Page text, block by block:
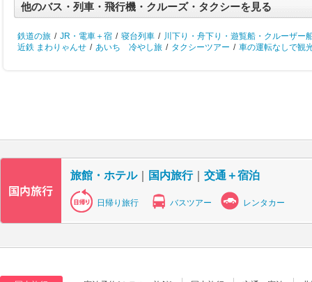
他のバス・列車・飛行機・クルーズ・タクシーを見る
鉄道の旅 / JR・電車＋宿 / 寝台列車 / 川下り・舟下り・遊覧船・クルーザー
近鉄 まわりゃんせ / あいち 冷やし旅 / タクシーツアー / 車の運転なしで観
旅館・ホテル｜ 国内旅行｜ 交通＋宿泊
日帰り旅行 バスツアー レンタカー